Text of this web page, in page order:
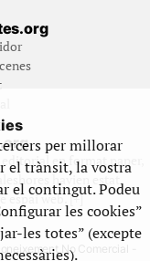
en format paper,
havien estat
espai web. [+]
No Comercial -
per millorar
el trànsit, la vostra
el contingut. Podeu
les cookies”
les totes” (excepte